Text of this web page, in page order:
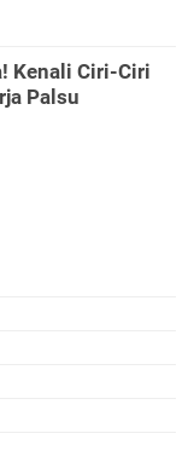
Kenali Ciri-Ciri
Palsu